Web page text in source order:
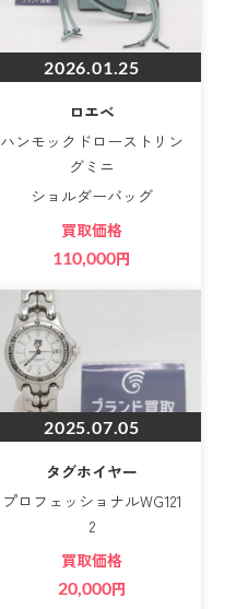
2026.01.25
ロエベ
ハンモックドローストリン
グミニ
ショルダーバッグ
買取価格
110,000円
2025.07.05
タグホイヤー
プロフェッショナルWG121
2
買取価格
20,000円